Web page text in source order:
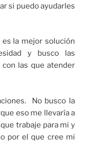
si puedo ayudarles
la mejor solución
y busco las
las que atender
No busco la
eso me llevaría a
trabaje para mi y
por el que cree mi